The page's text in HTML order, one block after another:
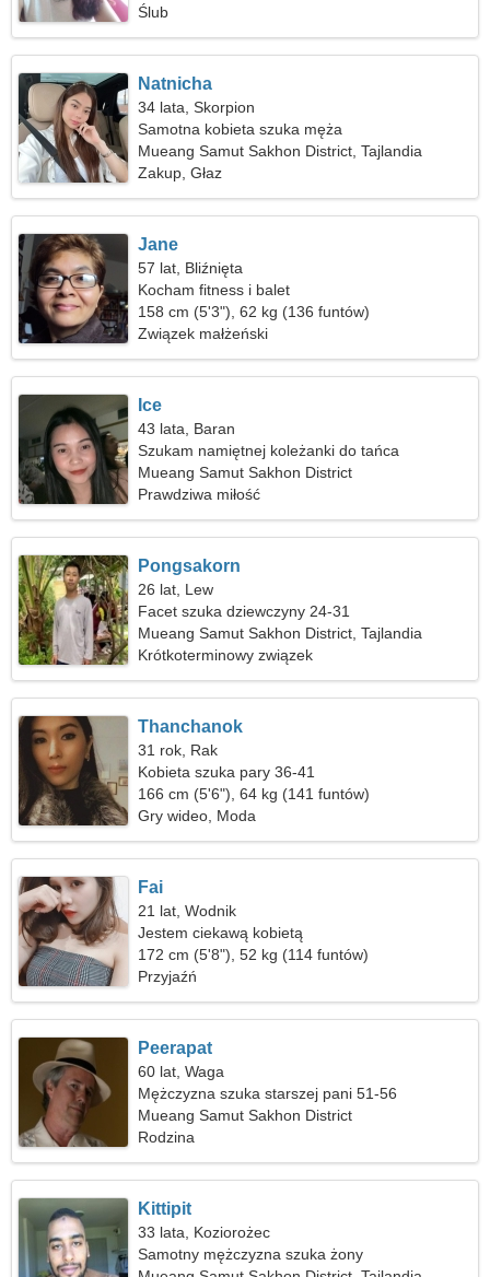
Ślub
Natnicha
34 lata, Skorpion
Samotna kobieta szuka męża
Mueang Samut Sakhon District, Tajlandia
Zakup, Głaz
Jane
57 lat, Bliźnięta
Kocham fitness i balet
158 cm (5'3"), 62 kg (136 funtów)
Związek małżeński
Ice
43 lata, Baran
Szukam namiętnej koleżanki do tańca
Mueang Samut Sakhon District
Prawdziwa miłość
Pongsakorn
26 lat, Lew
Facet szuka dziewczyny 24-31
Mueang Samut Sakhon District, Tajlandia
Krótkoterminowy związek
Thanchanok
31 rok, Rak
Kobieta szuka pary 36-41
166 cm (5'6"), 64 kg (141 funtów)
Gry wideo, Moda
Fai
21 lat, Wodnik
Jestem ciekawą kobietą
172 cm (5'8"), 52 kg (114 funtów)
Przyjaźń
Peerapat
60 lat, Waga
Mężczyzna szuka starszej pani 51-56
Mueang Samut Sakhon District
Rodzina
Kittipit
33 lata, Koziorożec
Samotny mężczyzna szuka żony